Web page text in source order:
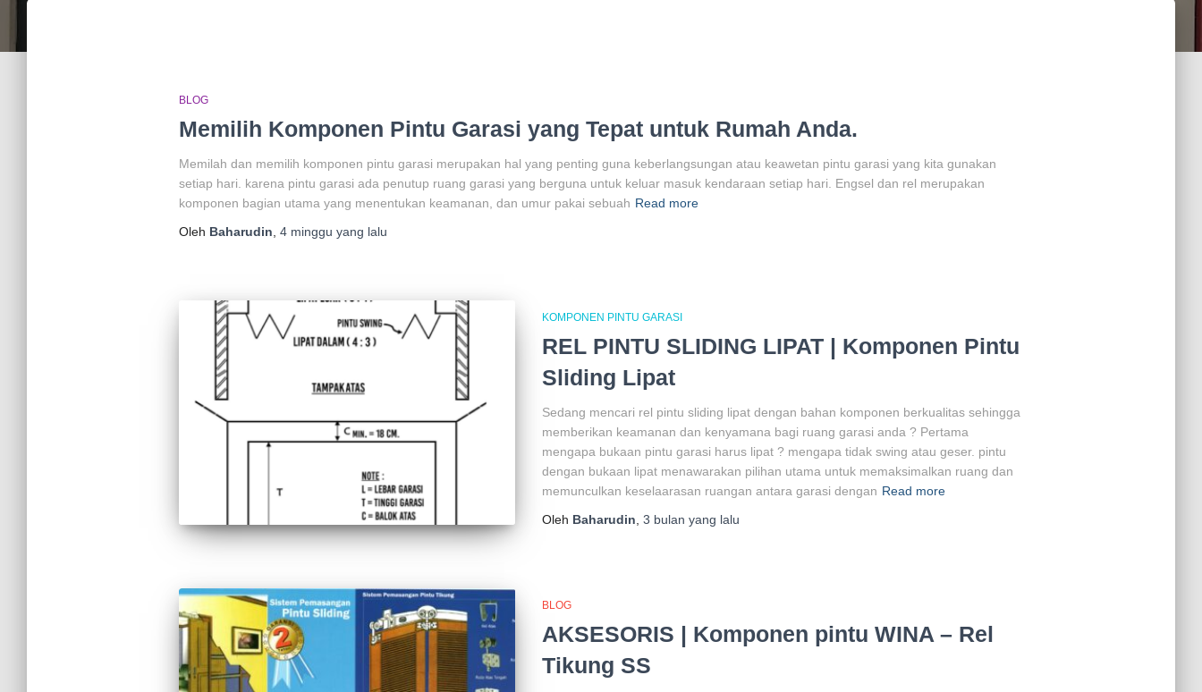
BLOG
Memilih Komponen Pintu Garasi yang Tepat untuk Rumah Anda.
Memilah dan memilih komponen pintu garasi merupakan hal yang penting guna keberlangsungan atau keawetan pintu garasi yang kita gunakan
setiap hari. karena pintu garasi ada penutup ruang garasi yang berguna untuk keluar masuk kendaraan setiap hari. Engsel dan rel merupakan
komponen bagian utama yang menentukan keamanan, dan umur pakai sebuah Read more
Oleh Baharudin 4 minggu yang lalu
KOMPONEN PINTU GARASI
REL PINTU SLIDING LIPAT | Komponen Pintu
Sliding Lipat
Sedang mencari rel pintu sliding lipat dengan bahan komponen berkualitas sehingga
memberikan keamanan dan kenyamana bagi ruang garasi anda ? Pertama
mengapa bukaan pintu garasi harus lipat ? mengapa tidak swing atau geser. pintu
dengan bukaan lipat menawarakan pilihan utama untuk memaksimalkan ruang dan
memunculkan keselaarasan ruangan antara garasi dengan Read more
Oleh Baharudin 3 bulan yang lalu
BLOG
AKSESORIS | Komponen pintu WINA – Rel
Tikung SS